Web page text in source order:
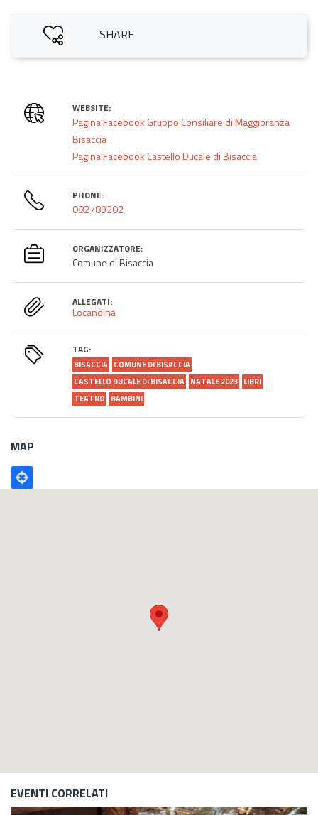
SHARE
WEBSITE:
Pagina Facebook Gruppo Consiliare di Maggioranza
Bisaccia
Pagina Facebook Castello Ducale di Bisaccia
PHONE:
082789202
ORGANIZZATORE:
Comune di Bisaccia
ALLEGATI:
Locandina
TAG:
BISACCIA COMUNE DI BISACCIA
CASTELLO DUCALE DI BISACCIA NATALE 2023 LIBRI
TEATRO
BAMBINI
MAP
Poligono
GEO
EVENTI CORRELATI